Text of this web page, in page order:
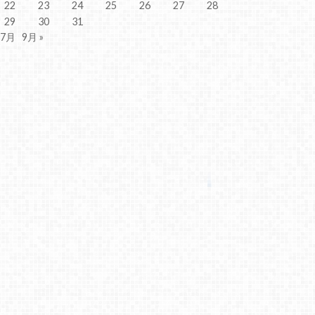
22 23 24 25 26 27
28
29
30
31
月
9月 »